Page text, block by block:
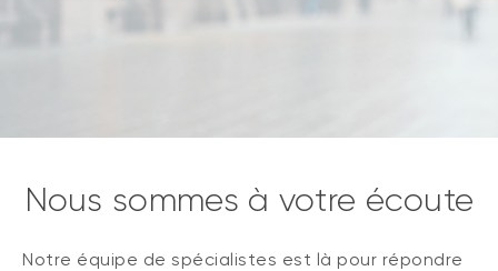
Nous sommes à votre écoute
Notre équipe de spécialistes est là pour répondre